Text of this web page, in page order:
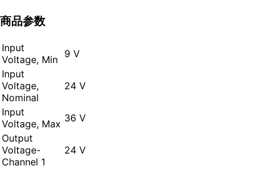
商品参数
Input
Voltage, Min 9 V
Input
Voltage,
Nominal
24 V
Input
Voltage, Max 36 V
Output
Voltage-
Channel 1
24 V